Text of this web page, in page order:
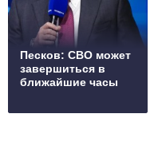
Песков: СВО может
завершиться в
ближайшие часы